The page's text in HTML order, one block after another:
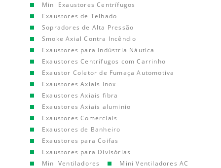
Mini Exaustores Centrífugos
Exaustores de Telhado
Sopradores de Alta Pressão
Smoke Axial Contra Incêndio
Exaustores para Indústria Náutica
Exaustores Centrífugos com Carrinho
Exaustor Coletor de Fumaça Automotiva
Exaustores Axiais Inox
Exaustores Axiais fibra
Exaustores Axiais aluminio
Exaustores Comerciais
Exaustores de Banheiro
Exaustores para Coifas
Exaustores para Divisórias
Mini Ventiladores
Mini Ventiladores AC